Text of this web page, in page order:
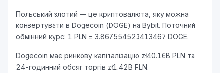
Польський злотий — це криптовалюта, яку можна
конвертувати в Dogecoin (DOGE) на Bybit. Поточний
обмінний курс: 1 PLN = 3.867554523413467 DOGE.
Dogecoin має ринкову капіталізацію zł40.16B PLN та
24-годинний обсяг торгів zł1.42B PLN.